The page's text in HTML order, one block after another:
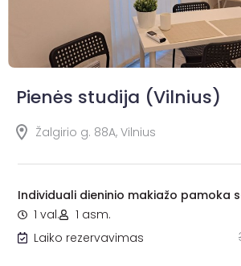
Pienės studija (Vilnius)
Žalgirio g. 88A, Vilnius
Individuali dieninio makiažo pamoka
1 val.
1 asm.
Laiko rezervavimas